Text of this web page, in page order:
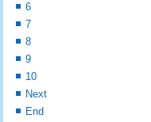
6
7
8
9
10
Next
End